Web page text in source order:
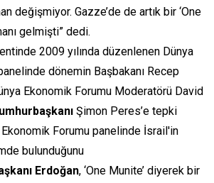
değişmiyor. Gazze’de de artık bir ‘One
gelmişti” dedi.
2009 yılında düzenlenen Dünya
dönemin Başbakanı Recep
Ekonomik Forumu Moderatörü David
Şimon Peres’e tepki
Forumu panelinde İsrail'in
bulunduğunu
Erdoğan, ‘One Munite’ diyerek bir